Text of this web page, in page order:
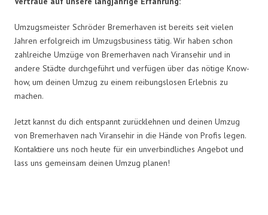
Umzugsmeister Schröder Bremerhaven ist bereits seit vielen
Jahren erfolgreich im Umzugsbusiness tätig. Wir haben schon
zahlreiche Umzüge von Bremerhaven nach Viransehir und in
andere Städte durchgeführt und verfügen über das nötige Know-
how, um deinen Umzug zu einem reibungslosen Erlebnis zu
machen.
Jetzt kannst du dich entspannt zurücklehnen und deinen Umzug
von Bremerhaven nach Viransehir in die Hände von Profis legen.
Kontaktiere uns noch heute für ein unverbindliches Angebot und
lass uns gemeinsam deinen Umzug planen!